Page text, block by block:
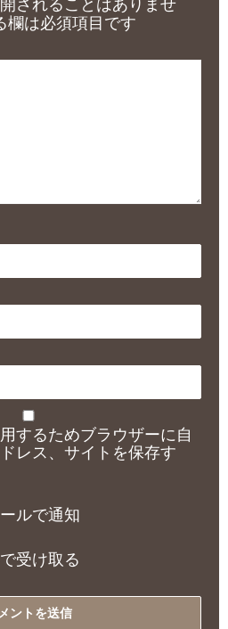
されることはありませ
欄は必須項目です
するためブラウザーに自
レス、サイトを保存す
ルで通知
受け取る